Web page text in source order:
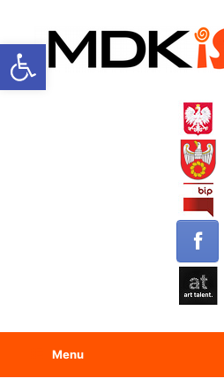
Open toolbar
Menu